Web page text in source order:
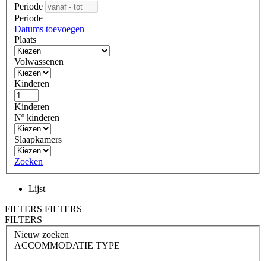
Periode
Periode
Datums toevoegen
Plaats
Volwassenen
Kinderen
Kinderen
Nº kinderen
Slaapkamers
Zoeken
Lijst
FILTERS FILTERS
FILTERS
Nieuw zoeken
ACCOMMODATIE TYPE